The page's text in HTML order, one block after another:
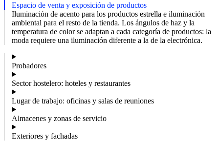
Espacio de venta y exposición de productos
Iluminación de acento para los productos estrella e iluminación
ambiental para el resto de la tienda. Los ángulos de haz y la
temperatura de color se adaptan a cada categoría de productos: la
moda requiere una iluminación diferente a la de la electrónica.
Probadores
Sector hostelero: hoteles y restaurantes
Lugar de trabajo: oficinas y salas de reuniones
Almacenes y zonas de servicio
Exteriores y fachadas